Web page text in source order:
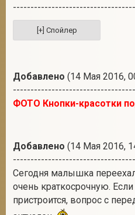
Добавлено (14 Мая 2016,
ФОТО Кнопки-красотки
Добавлено (14 Мая 2016,
Сегодня малышка
очень краткосрочную.
пристроится, вопрос с